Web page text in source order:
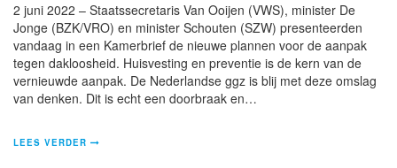
2 juni 2022 – Staatssecretaris Van Ooijen (VWS), minister De
Jonge (BZK/VRO) en minister Schouten (SZW) presenteerden
vandaag in een Kamerbrief de nieuwe plannen voor de aanpak
tegen dakloosheid. Huisvesting en preventie is de kern van de
vernieuwde aanpak. De Nederlandse ggz is blij met deze omslag
van denken. Dit is echt een doorbraak en…
LEES VERDER